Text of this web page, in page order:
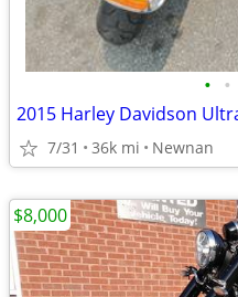
• •
2015 Harley Davidson
7/31 36k mi Newnan
$8,000